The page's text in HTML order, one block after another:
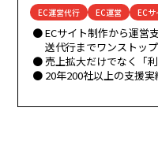
EC運営代行 EC運営 EC
ECサイト制作から運営
送代行までワンストッ
売上拡大だけでなく「
20年200社以上の支援実